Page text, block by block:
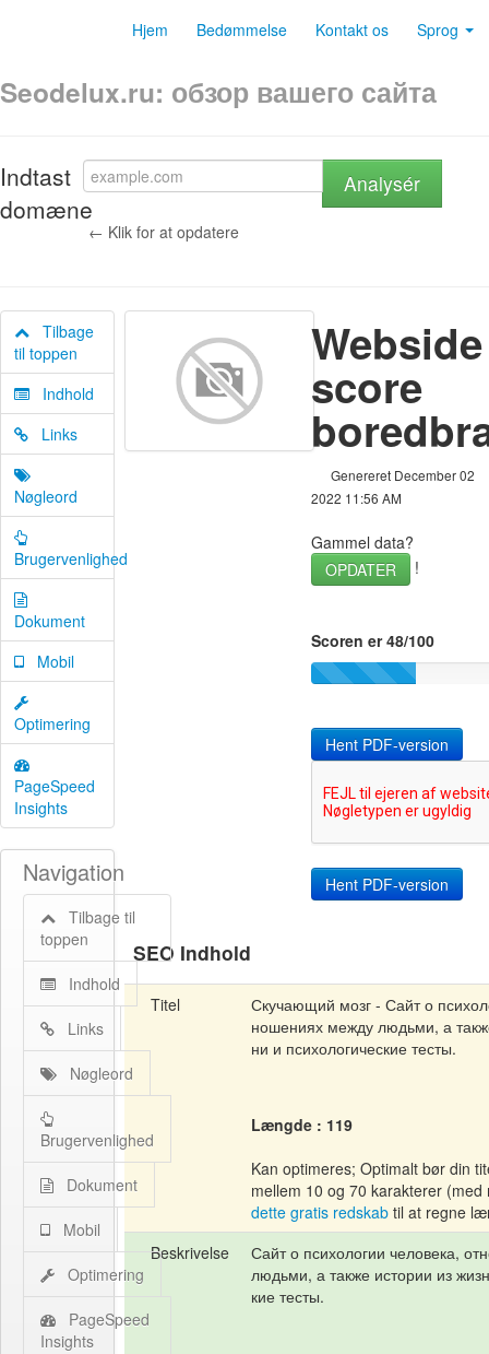
Hjem Bedømmelse Kontakt os Sprog
Seodelux.ru: обзор вашего сайта
Indtast
domæne
Analysér
← Klik for at opdatere
Tilbage
til toppen
Indhold
Links
Nøgleord
Brugervenlighed
Dokument
Mobil
Optimering
PageSpeed
Insights
Navigation
Tilbage til
toppen
Indhold
Links
Nøgleord
Brugervenlighed
Dokument
Mobil
Optimering
PageSpeed
Insights
Webside
score
Genereret December 02
2022 11:56 AM
Gammel data?
OPDATER
!
Scoren er 48/100
Hent PDF-version
SEO Indhold
Titel
Скучающий мозг - Сайт о
ношениях между людьми, а
ни и психологические тесты.
Længde : 119
Kan optimeres; Optimalt bør din
mellem 10 og 70 karakterer
dette gratis redskab til at regne
Beskrivelse
Сайт о психологии человека,
людьми, а также истории из
кие тесты.